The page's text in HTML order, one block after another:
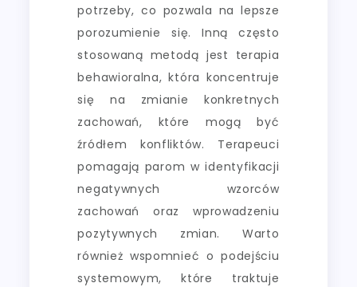
potrzeby, co pozwala na lepsze
porozumienie się. Inną często
stosowaną metodą jest terapia
behawioralna, która koncentruje
się na zmianie konkretnych
zachowań, które mogą być
źródłem konfliktów. Terapeuci
pomagają parom w identyfikacji
negatywnych wzorców
zachowań oraz wprowadzeniu
pozytywnych zmian. Warto
również wspomnieć o podejściu
systemowym, które traktuje